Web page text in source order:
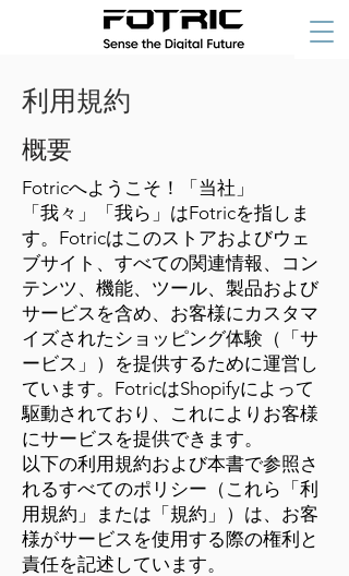
利用規約
概要
Fotricへようこそ！「当社」
「我々」「我ら」はFotricを指しま
す。Fotricはこのストアおよびウェ
ブサイト、すべての関連情報、コン
テンツ、機能、ツール、製品および
サービスを含め、お客様にカスタマ
イズされたショッピング体験（「サ
ービス」）を提供するために運営し
ています。FotricはShopifyによって
駆動されており、これによりお客様
にサービスを提供できます。
以下の利用規約および本書で参照さ
れるすべてのポリシー（これら「利
用規約」または「規約」）は、お客
様がサービスを使用する際の権利と
責任を記述しています。